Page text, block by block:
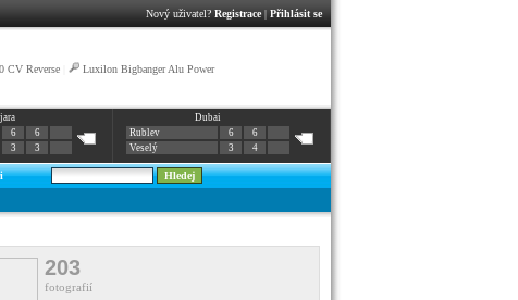
Nový uživatel? Registrace| Přihlásit se
CV Reverse Luxilon Bigbanger Alu Power
6
6
3 3
Dubai
Rublev
6
6
Veselý
3 4
203
fotografií